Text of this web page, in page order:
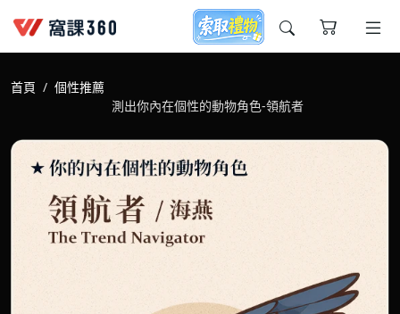
今天想要學什麼?
窩課推薦給您
首頁
個性推薦
測出你內在個性的動物角色-領航者